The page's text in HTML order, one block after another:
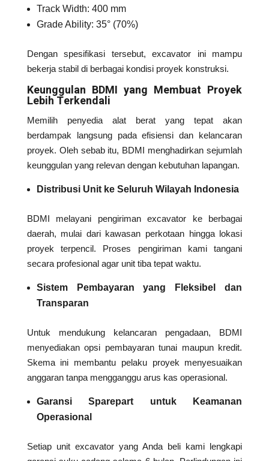
Track Width: 400 mm
Grade Ability: 35° (70%)
Dengan spesifikasi tersebut, excavator ini mampu
bekerja stabil di berbagai kondisi proyek konstruksi.
Keunggulan BDMI yang Membuat Proyek
Lebih Terkendali
Memilih penyedia alat berat yang tepat akan
berdampak langsung pada efisiensi dan kelancaran
proyek. Oleh sebab itu, BDMI menghadirkan sejumlah
keunggulan yang relevan dengan kebutuhan lapangan.
Distribusi Unit ke Seluruh Wilayah Indonesia
BDMI melayani pengiriman excavator ke berbagai
daerah, mulai dari kawasan perkotaan hingga lokasi
proyek terpencil. Proses pengiriman kami tangani
secara profesional agar unit tiba tepat waktu.
Sistem Pembayaran yang Fleksibel dan
Transparan
Untuk mendukung kelancaran pengadaan, BDMI
menyediakan opsi pembayaran tunai maupun kredit.
Skema ini membantu pelaku proyek menyesuaikan
anggaran tanpa mengganggu arus kas operasional.
Garansi Sparepart untuk Keamanan
Operasional
Setiap unit excavator yang Anda beli kami lengkapi